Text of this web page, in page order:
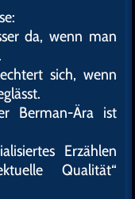
da, wenn man
sich, wenn
Berman-Ära ist
Erzählen
Qualität“